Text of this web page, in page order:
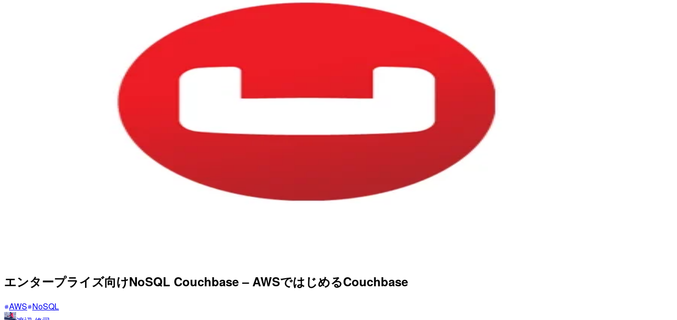
エンタープライズ向けNoSQL Couchbase – AWSではじめるCouchbase
AWS NoSQL